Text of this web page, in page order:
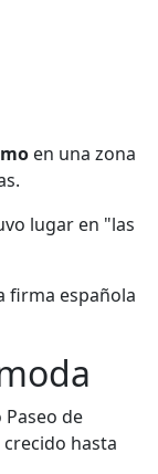
en una zona
lugar en "las
firma española
de
hasta